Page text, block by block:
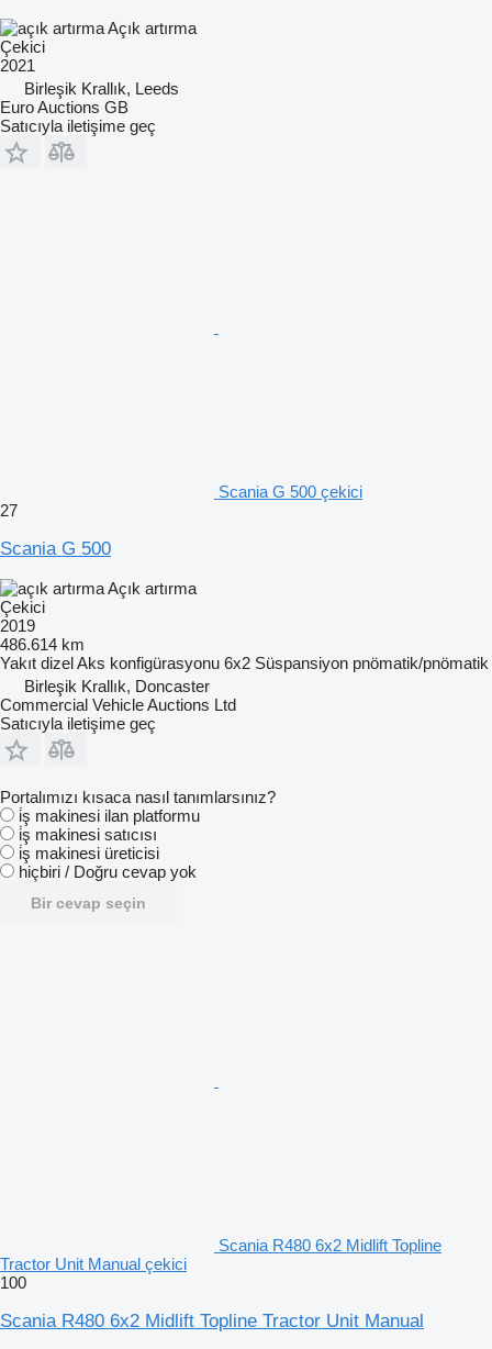
Açık artırma
Çekici
2021
Birleşik Krallık, Leeds
Euro Auctions GB
Satıcıyla iletişime geç
Scania G 500 çekici
27
Scania G 500
Açık artırma
Çekici
2019
486.614 km
Yakıt dizelAks konfigürasyonu 6x2 Süspansiyon pnömatik/pnömatik
Birleşik Krallık, Doncaster
Commercial Vehicle Auctions Ltd
Satıcıyla iletişime geç
Portalımızı kısaca nasıl tanımlarsınız?
i̇ş makinesi ilan platformu
i̇ş makinesi satıcısı
i̇ş makinesi üreticisi
hiçbiri / Doğru cevap yok
Bir cevap seçin
Scania R480 6x2 Midlift Topline
Tractor Unit Manual çekici
100
Scania R480 6x2 Midlift Topline Tractor Unit Manual